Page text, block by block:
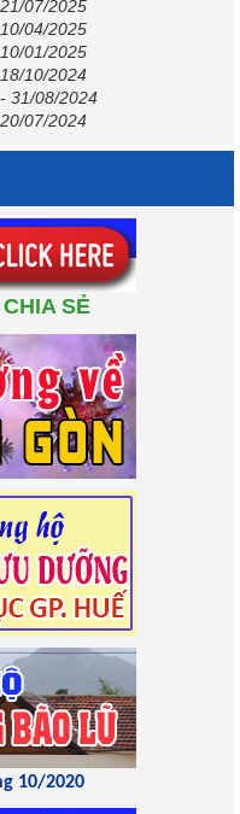
21/07/2025
10/04/2025
10/01/2025
18/10/2024
- 31/08/2024
20/07/2024
SẺ
10/2020